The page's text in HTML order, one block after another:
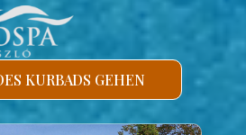
KURBADS GEHEN